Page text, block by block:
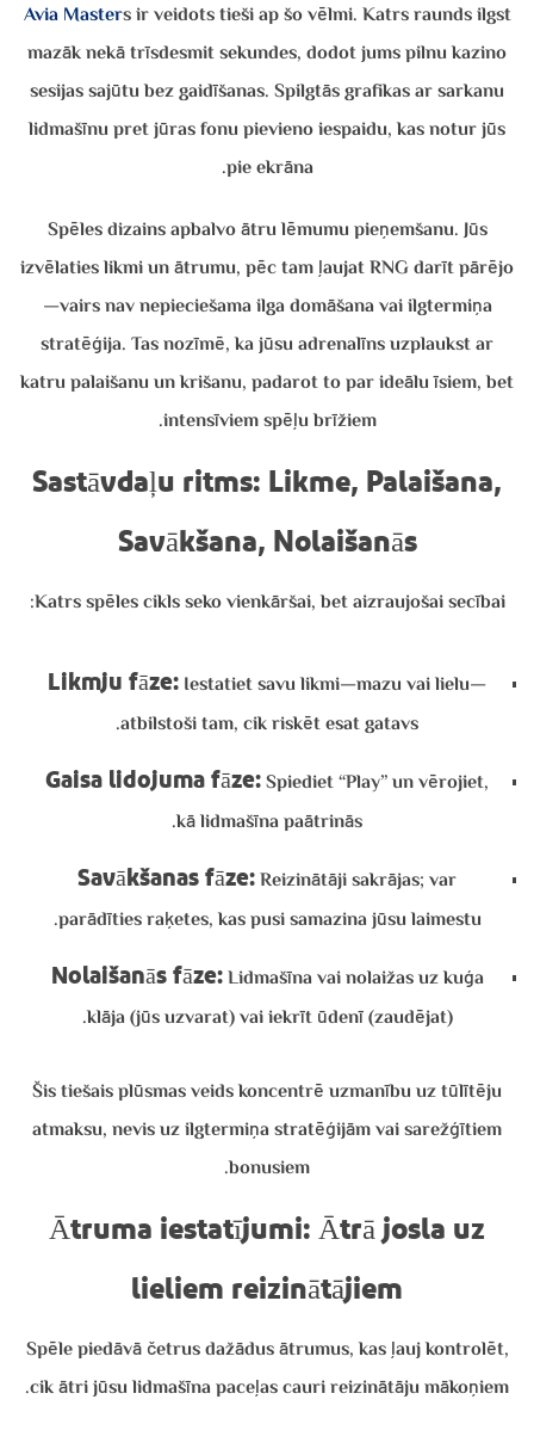
Avia Masters ir veidots tieši ap šo vēlmi. Katrs raunds ilgst
mazāk nekā trīsdesmit sekundes, dodot jums pilnu kazino
sesijas sajūtu bez gaidīšanas. Spilgtās grafikas ar sarkanu
lidmašīnu pret jūras fonu pievieno iespaidu, kas notur jūs
pie ekrāna.
Spēles dizains apbalvo ātru lēmumu pieņemšanu. Jūs
izvēlaties likmi un ātrumu, pēc tam ļaujat RNG darīt pārējo
—vairs nav nepieciešama ilga domāšana vai ilgtermiņa
stratēģija. Tas nozīmē, ka jūsu adrenalīns uzplaukst ar
katru palaišanu un krišanu, padarot to par ideālu īsiem, bet
intensīviem spēļu brīžiem.
Sastāvdaļu ritms: Likme, Palaišana,
Savākšana, Nolaišanās
Katrs spēles cikls seko vienkāršai, bet aizraujošai secībai:
Likmju fāze: Iestatiet savu likmi—mazu vai lielu—
atbilstoši tam, cik riskēt esat gatavs.
Gaisa lidojuma fāze: Spiediet “Play” un vērojiet,
kā lidmašīna paātrinās.
Savākšanas fāze: Reizinātāji sakrājas; var
parādīties raķetes, kas pusi samazina jūsu laimestu.
Nolaišanās fāze:Lidmašīna vai nolaižas uz kuģa
klāja (jūs uzvarat) vai iekrīt ūdenī (zaudējat).
Šis tiešais plūsmas veids koncentrē uzmanību uz tūlītēju
atmaksu, nevis uz ilgtermiņa stratēģijām vai sarežģītiem
bonusiem.
Ātruma iestatījumi: Ātrā josla uz
lieliem reizinātājiem
Spēle piedāvā četrus dažādus ātrumus, kas ļauj kontrolēt,
cik ātri jūsu lidmašīna paceļas cauri reizinātāju mākoņiem.